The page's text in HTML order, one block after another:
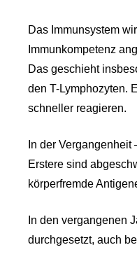
Das Immunsystem
Immunkompetenz
Das geschieht
den T-Lymphozyten.
schneller reagieren.
In der
Erstere sind
körperfremde
In den vergangenen
durchgesetzt, auch